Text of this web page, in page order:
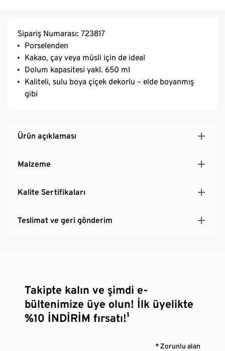
Sipariş Numarası: 723817
Porselenden
Kakao, çay veya müsli için de ideal
Dolum kapasitesi yakl. 650 ml
Kaliteli, sulu boya çiçek dekorlu – elde boyanmış
gibi
Ürün açıklaması
Malzeme
Kalite Sertifikaları
Teslimat ve geri gönderim
Takipte kalın ve şimdi e-
bültenimize üye olun! İlk üyelikte
%10 İNDİRİM fırsatı!¹
* Zorunlu alan